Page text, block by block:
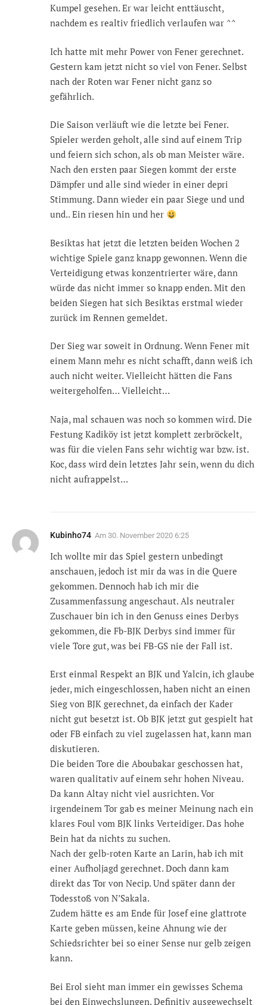
Kumpel gesehen. Er war leicht enttäuscht,
nachdem es realtiv friedlich verlaufen war ^^
Ich hatte mit mehr Power von Fener gerechnet.
Gestern kam jetzt nicht so viel von Fener. Selbst
nach der Roten war Fener nicht ganz so
gefährlich.
Die Saison verläuft wie die letzte bei Fener.
Spieler werden geholt, alle sind auf einem Trip
und feiern sich schon, als ob man Meister wäre.
Nach den ersten paar Siegen kommt der erste
Dämpfer und alle sind wieder in einer depri
Stimmung. Dann wieder ein paar Siege und und
und.. Ein riesen hin und her
Besiktas hat jetzt die letzten beiden Wochen 2
wichtige Spiele ganz knapp gewonnen. Wenn die
Verteidigung etwas konzentrierter wäre, dann
würde das nicht immer so knapp enden. Mit den
beiden Siegen hat sich Besiktas erstmal wieder
zurück im Rennen gemeldet.
Der Sieg war soweit in Ordnung. Wenn Fener mit
einem Mann mehr es nicht schafft, dann weiß ich
auch nicht weiter. Vielleicht hätten die Fans
weitergeholfen… Vielleicht…
Naja, mal schauen was noch so kommen wird. Die
Festung Kadiköy ist jetzt komplett zerbröckelt,
was für die vielen Fans sehr wichtig war bzw. ist.
Koc, dass wird dein letztes Jahr sein, wenn du dich
nicht aufrappelst…
Kubinho74 Am 30. November 2020 6:25
Ich wollte mir das Spiel gestern unbedingt
anschauen, jedoch ist mir da was in die Quere
gekommen. Dennoch hab ich mir die
Zusammenfassung angeschaut. Als neutraler
Zuschauer bin ich in den Genuss eines Derbys
gekommen, die Fb-BJK Derbys sind immer für
viele Tore gut, was bei FB-GS nie der Fall ist.
Erst einmal Respekt an BJK und Yalcin, ich glaube
jeder, mich eingeschlossen, haben nicht an einen
Sieg von BJK gerechnet, da einfach der Kader
nicht gut besetzt ist. Ob BJK jetzt gut gespielt hat
oder FB einfach zu viel zugelassen hat, kann man
diskutieren.
Die beiden Tore die Aboubakar geschossen hat,
waren qualitativ auf einem sehr hohen Niveau.
Da kann Altay nicht viel ausrichten. Vor
irgendeinem Tor gab es meiner Meinung nach ein
klares Foul vom BJK links Verteidiger. Das hohe
Bein hat da nichts zu suchen.
Nach der gelb-roten Karte an Larin, hab ich mit
einer Aufholjagd gerechnet. Doch dann kam
direkt das Tor von Necip. Und später dann der
Todesstoß von N’Sakala.
Zudem hätte es am Ende für Josef eine glattrote
Karte geben müssen, keine Ahnung wie der
Schiedsrichter bei so einer Sense nur gelb zeigen
kann.
Bei Erol sieht man immer ein gewisses Schema
bei den Einwechslungen. Definitiv ausgewechselt